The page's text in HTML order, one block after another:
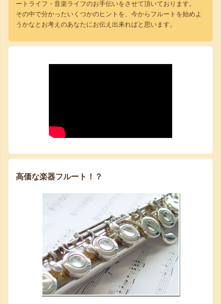
ートライフ・音楽ライフのお手伝いをさせて頂いております。
その中で分かったいくつかのヒントを、今からフルートを始めよ
うかなとお考えのあなたにお伝え出来ればと思います。
高価な楽器フルート！？